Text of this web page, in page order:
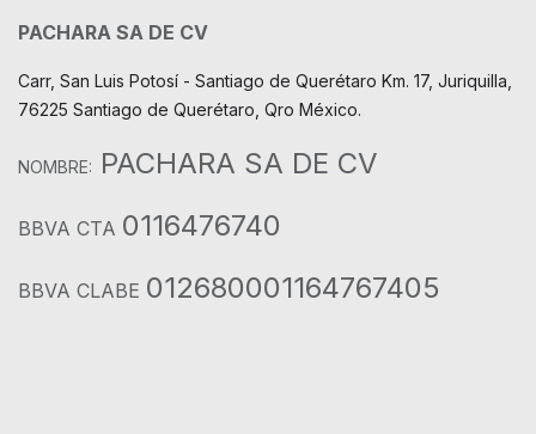
PACHARA SA DE CV
Carr, San Luis Potosí - Santiago de Querétaro Km. 17, Juriquilla,
76225 Santiago de Querétaro, Qro México.
NOMBRE: PACHARA SA DE CV
BBVA CTA 0116476740
BBVA CLABE 012680001164767405